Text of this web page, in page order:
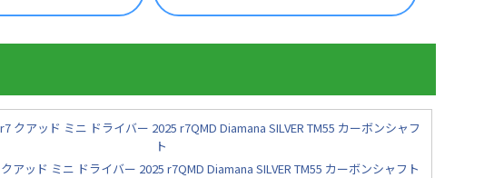
アッド ミニ ドライバー 2025 r7QMD Diamana SILVER TM55 カーボンシャフト